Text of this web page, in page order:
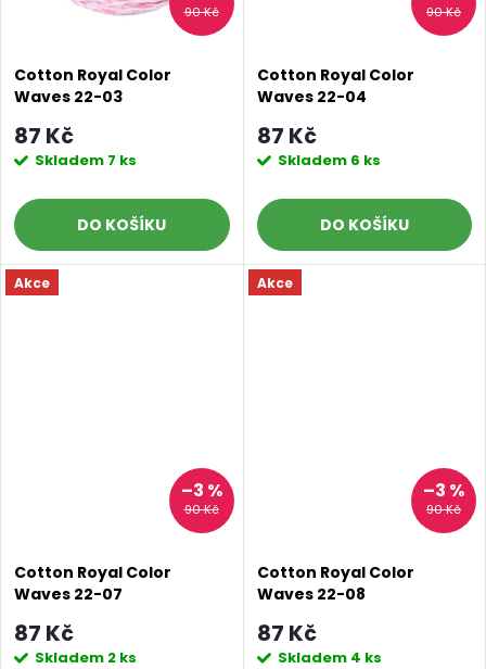
90 Kč
Cotton Royal Color
Waves 22-03
87 Kč
Skladem 7 ks
DO KOŠÍKU
90 Kč
Cotton Royal Color
Waves 22-04
87 Kč
Skladem 6 ks
DO KOŠÍKU
Akce
90 Kč
–3 %
Cotton Royal Color
Waves 22-07
87 Kč
Skladem 2 ks
Akce
90 Kč
–3 %
Cotton Royal Color
Waves 22-08
87 Kč
Skladem 4 ks